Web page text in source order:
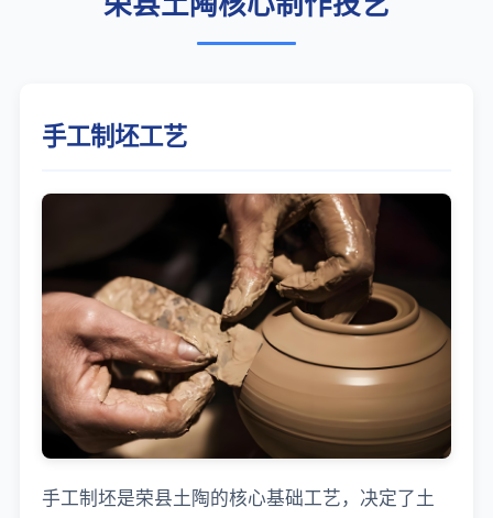
手工制坯工艺
手工制坯是荣县土陶的核心基础工艺，决定了土